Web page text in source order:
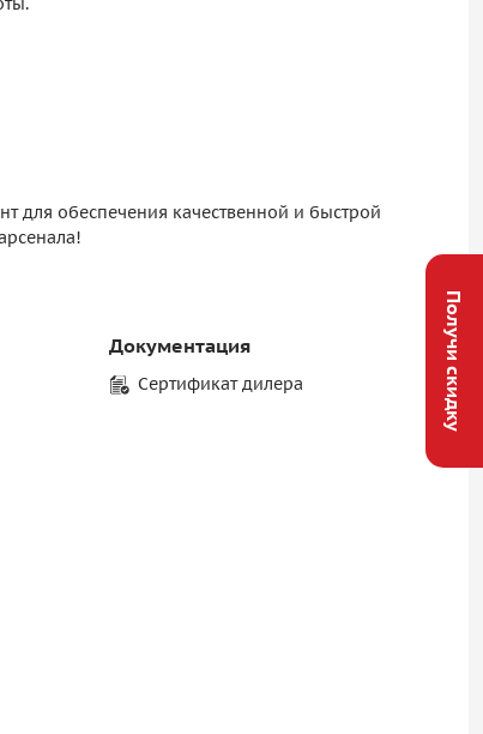
для обеспечения качественной и быстрой
Документация
Сертификат дилера Получи скидку